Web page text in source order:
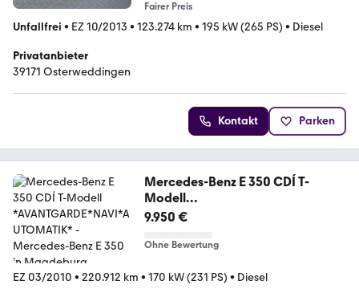
Fairer Preis
Unfallfrei • EZ 10/2013 • 123.274 km • 195 kW (265 PS) • Diesel
Privatanbieter
39171 Osterweddingen
Kontakt Parken
Mercedes-Benz E 350 CDÍ T-
Modell
*AVANTGARDE*NAVI*AUTOMATIK
9.950 €
Ohne Bewertung
EZ 03/2010 • 220.912 km • 170 kW (231 PS) • Diesel